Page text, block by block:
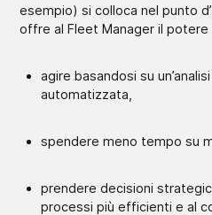
esempio) si colloca nel punto
offre al Fleet Manager il potere
agire basandosi su
automatizzata,
spendere meno tempo su
prendere decisioni
processi più efficienti e al